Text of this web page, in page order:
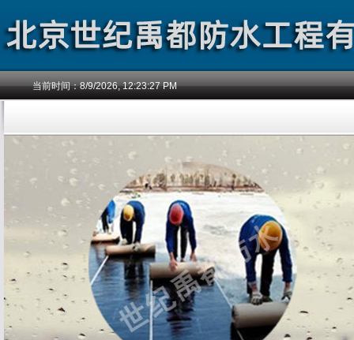
当前时间：8/9/2026, 12:23:27 PM